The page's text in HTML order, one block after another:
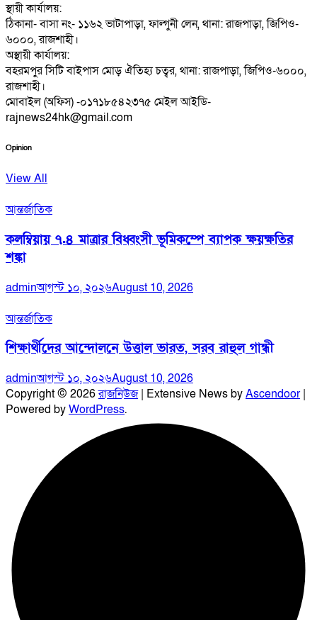
স্থায়ী কার্যালয়:
ঠিকানা- বাসা নং- ১১৬২ ভাটাপাড়া, ফাল্গুনী লেন, থানা: রাজপাড়া, জিপিও-
৬০০০, রাজশাহী।
অস্থায়ী কার্যালয়:
বহরমপুর সিটি বাইপাস মোড় ঐতিহ্য চত্বর, থানা: রাজপাড়া, জিপিও-৬০০০,
রাজশাহী।
মোবাইল (অফিস) -০১৭১৮৫৪২৩৭৫ মেইল আইডি-
rajnews24hk@gmail.com
Opinion
View All
আন্তর্জাতিক
কলম্বিয়ায় ৭.৪ মাত্রার বিধ্বংসী ভূমিকম্পে ব্যাপক ক্ষয়ক্ষতির
শঙ্কা
adminআগস্ট ১০, ২০২৬August 10, 2026
আন্তর্জাতিক
শিক্ষার্থীদের আন্দোলনে উত্তাল ভারত, সরব রাহুল গান্ধী
adminআগস্ট ১০, ২০২৬August 10, 2026
Copyright © 2026রাজনিউজ| Extensive News byAscendoor|
Powered byWordPress.